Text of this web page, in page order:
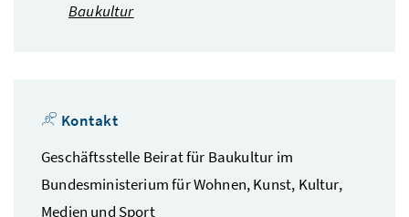
Baukultur
Kontakt
Geschäftsstelle Beirat für Baukultur im
Bundesministerium für Wohnen, Kunst, Kultur,
Medien und Sport